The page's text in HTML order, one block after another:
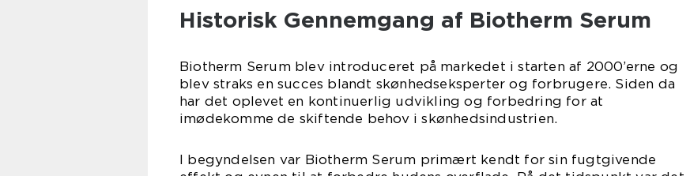
Historisk Gennemgang af Biotherm Serum
Biotherm Serum blev introduceret på markedet i starten af 2000’erne og
blev straks en succes blandt skønhedseksperter og forbrugere. Siden da
har det oplevet en kontinuerlig udvikling og forbedring for at
imødekomme de skiftende behov i skønhedsindustrien.
I begyndelsen var Biotherm Serum primært kendt for sin fugtgivende